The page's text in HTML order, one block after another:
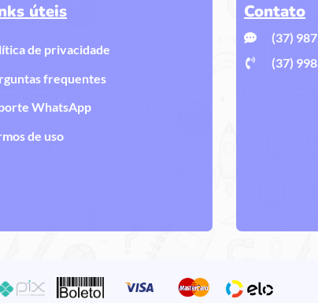
úteis
de privacidade
frequentes
WhatsApp
de uso
Contato
(37)
(37)